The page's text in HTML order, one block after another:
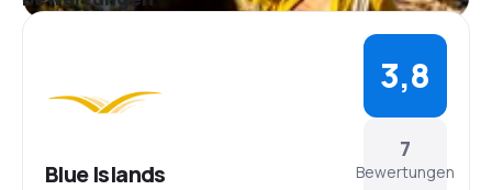
Blue Islands
7
Bewertungen
3,8